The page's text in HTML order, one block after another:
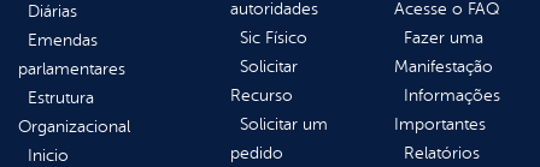
Diárias
Emendas
parlamentares
Estrutura
Organizacional
Inicio
autoridades
Sic Físico
Solicitar
Recurso
Solicitar um
pedido
Acesse o FAQ
Fazer uma
Manifestação
Informações
Importantes
Relatórios